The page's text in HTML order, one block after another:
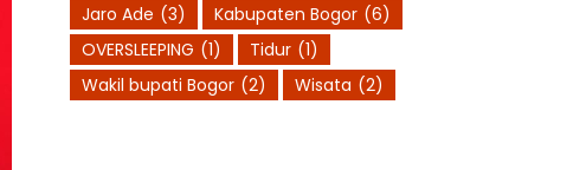
Jaro Ade (3) Kabupaten Bogor (6)
OVERSLEEPING (1) Tidur (1)
Wakil bupati Bogor (2) Wisata (2)